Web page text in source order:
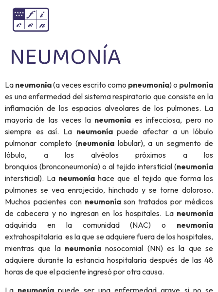
NEUMONÍA
La neumonía(a veces escrito como pneumonía) o pulmonía
es una enfermedad del sistema respiratorio que consiste en la
inflamación de los espacios alveolares de los pulmones. La
mayoría de las veces la neumonía es infecciosa, pero no
siempre es así. La neumoníapuede afectar a un lóbulo
pulmonar completo (neumoníalobular), a un segmento de
lóbulo, a los alvéolos próximos a los
bronquios (bronconeumonía) o al tejido intersticial (neumonía
intersticial). La neumonía hace que el tejido que forma los
pulmones se vea enrojecido, hinchado y se torne doloroso.
Muchos pacientes con neumoníason tratados por médicos
de cabecera y no ingresan en los hospitales. La neumonía
adquirida en la comunidad (NAC) o neumonía
extrahospitalaria es la que se adquiere fuera de los hospitales,
mientras que la neumonía nosocomial (NN) es la que se
adquiere durante la estancia hospitalaria después de las 48
horas de que el paciente ingresó por otra causa.